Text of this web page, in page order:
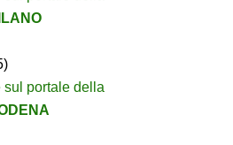
sul portale della